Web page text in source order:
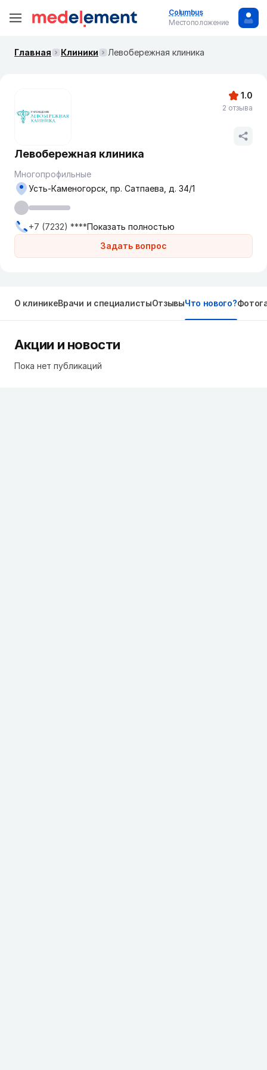
Columbus
Местоположение
Главная Клиники Левобережная клиника
Левобережная клиника
Многопрофильные
Задать вопрос
Усть-Каменогорск, пр. Сатпаева, д. 34/1
+7 (7232) ****Показать полностью
1.0
2 отзыва
О клиникеВрачи и специалистыОтзывыЧто нового?
Акции и новости
Пока нет публикаций